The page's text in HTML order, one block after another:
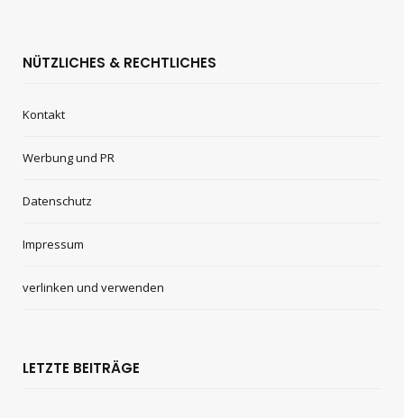
NÜTZLICHES & RECHTLICHES
Kontakt
Werbung und PR
Datenschutz
Impressum
verlinken und verwenden
LETZTE BEITRÄGE